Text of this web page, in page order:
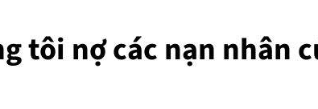
tôi nợ các nạn nhân